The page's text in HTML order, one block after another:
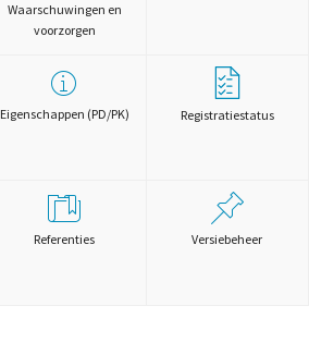
Waarschuwingen en
voorzorgen
Eigenschappen (PD/PK) Registratiestatus
Referenties Versiebeheer